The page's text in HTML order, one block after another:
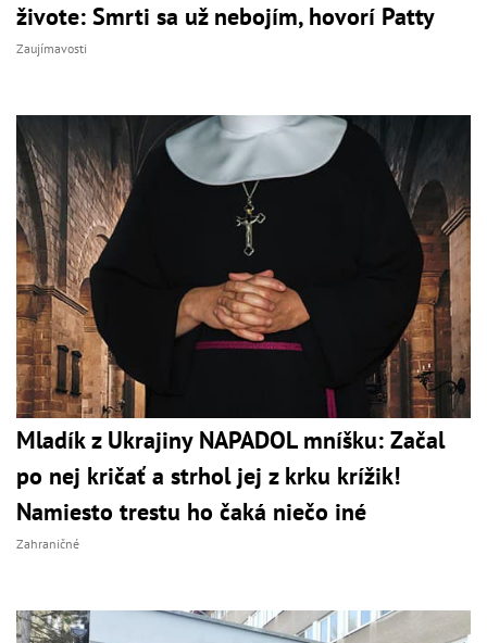
živote: Smrti sa už nebojím, hovorí Patty
Zaujímavosti
Mladík z Ukrajiny NAPADOL mníšku: Začal
po nej kričať a strhol jej z krku krížik!
Namiesto trestu ho čaká niečo iné
Zahraničné